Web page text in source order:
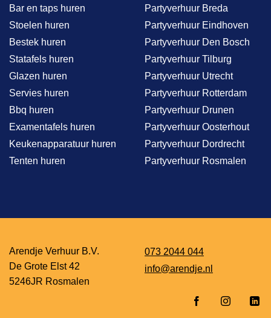
Bar en taps huren
Stoelen huren
Bestek huren
Statafels huren
Glazen huren
Servies huren
Bbq huren
Examentafels huren
Keukenapparatuur huren
Tenten huren
Partyverhuur Breda
Partyverhuur Eindhoven
Partyverhuur Den Bosch
Partyverhuur Tilburg
Partyverhuur Utrecht
Partyverhuur Rotterdam
Partyverhuur Drunen
Partyverhuur Oosterhout
Partyverhuur Dordrecht
Partyverhuur Rosmalen
Arendje Verhuur B.V.
De Grote Elst 42
5246JR Rosmalen
073 2044 044
info@arendje.nl